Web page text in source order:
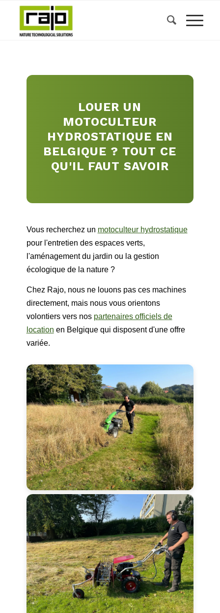
LOUER UN
MOTOCULTEUR
HYDROSTATIQUE EN
BELGIQUE ? TOUT CE
QU'IL FAUT SAVOIR
Vous recherchez un motoculteur hydrostatique
pour l'entretien des espaces verts,
l'aménagement du jardin ou la gestion
écologique de la nature ?
Chez Rajo, nous ne louons pas ces machines
directement, mais nous vous orientons
volontiers vers nos partenaires officiels de
location en Belgique qui disposent d'une offre
variée.